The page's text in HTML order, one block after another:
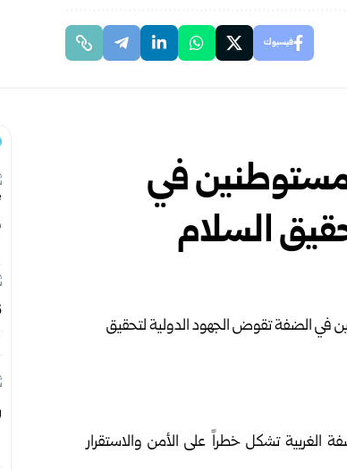
فيسبوك
في
السلام
الغربيةتشكل خطراً على الأمن والاستقرار